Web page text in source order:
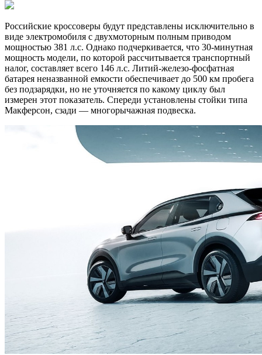
Российские кроссоверы будут представлены исключительно в
виде электромобиля с двухмоторным полным приводом
мощностью 381 л.с. Однако подчеркивается, что 30-минутная
мощность модели, по которой рассчитывается транспортный
налог, составляет всего 146 л.с. Литий-железо-фосфатная
батарея неназванной емкости обеспечивает до 500 км пробега
без подзарядки, но не уточняется по какому циклу был
измерен этот показатель. Спереди установлены стойки типа
Макферсон, сзади — многорычажная подвеска.